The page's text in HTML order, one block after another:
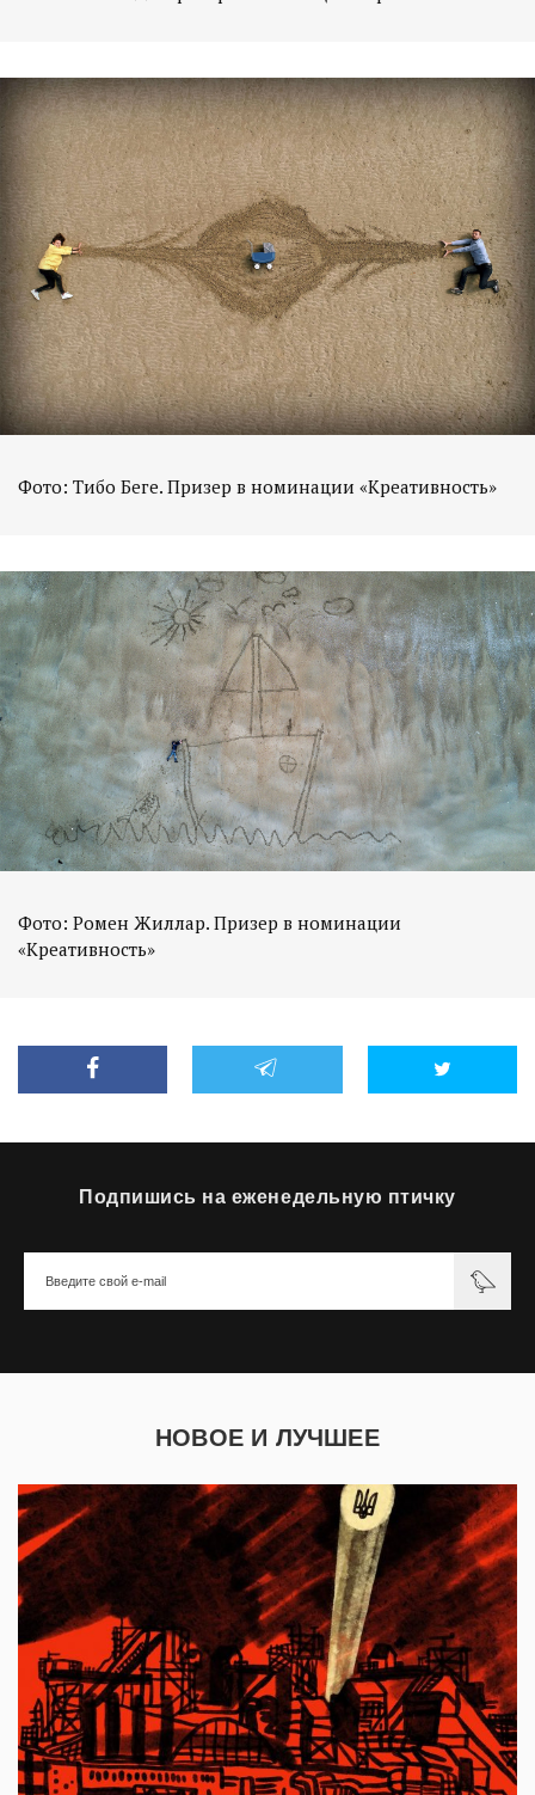
Фото: Тибо Беге. Призер в номинации «Креативность»
Фото: Ромен Жиллар. Призер в номинации
«Креативность»
Подпишись на еженедельную птичку
НОВОЕ И ЛУЧШЕЕ